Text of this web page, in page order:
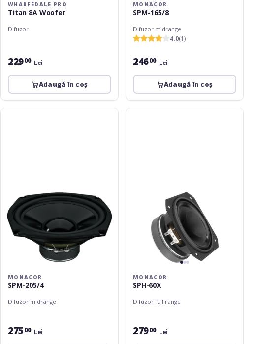
WHARFEDALE PRO
Titan 8A Woofer
Difuzor
22900 Lei
Adaugă în coș
MONACOR
SPM-165/8
Difuzor midrange
4.0(1)
24600 Lei
Adaugă în coș
Monacor
MONACOR
SPM-205/4
Difuzor midrange
27500 Lei
Monacor
MONACOR
SPH-60X
Difuzor full range
27900 Lei